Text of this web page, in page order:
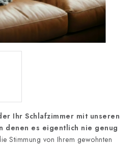
Versand
Reklamationsordnung
Wie verwenden wir Cookies
Rücktritt vom Vertrag
Ihr Schlafzimmer mit unseren
denen es eigentlich nie genug
Stimmung von Ihrem gewohnten